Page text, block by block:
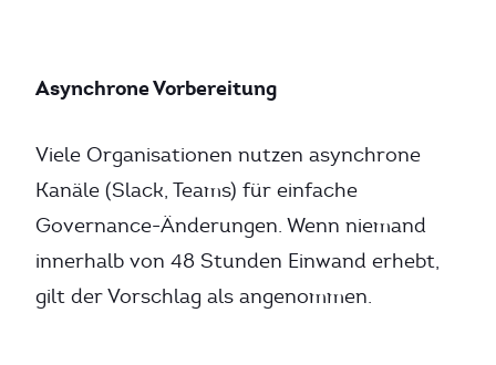
Asynchrone Vorbereitung
Viele Organisationen nutzen asynchrone
Kanäle (Slack, Teams) für einfache
Governance-Änderungen. Wenn niemand
innerhalb von 48 Stunden Einwand erhebt,
gilt der Vorschlag als angenommen.